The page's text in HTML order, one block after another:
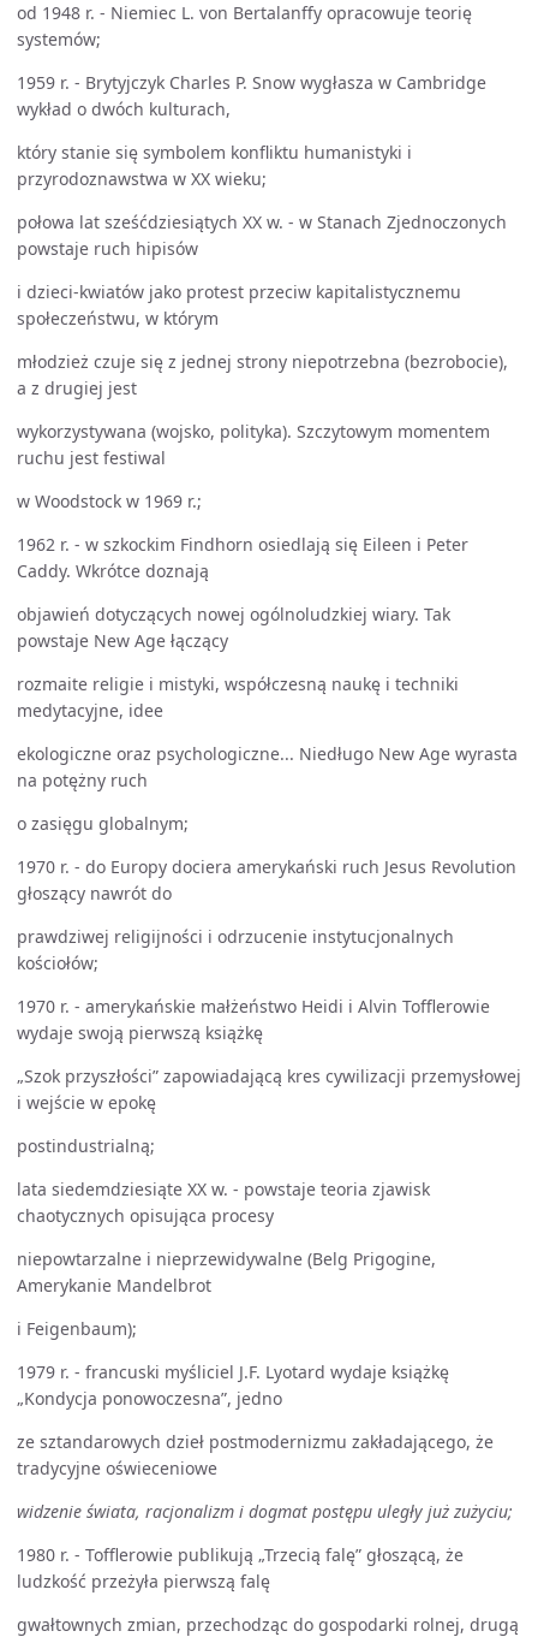
od 1948 r. - Niemiec L. von Bertalanffy opracowuje teorię
systemów;
1959 r. - Brytyjczyk Charles P. Snow wygłasza w Cambridge
wykład o dwóch kulturach,
który stanie się symbolem konfliktu humanistyki i
przyrodoznawstwa w XX wieku;
połowa lat sześćdziesiątych XX w. - w Stanach Zjednoczonych
powstaje ruch hipisów
i dzieci-kwiatów jako protest przeciw kapitalistycznemu
społeczeństwu, w którym
młodzież czuje się z jednej strony niepotrzebna (bezrobocie),
a z drugiej jest
wykorzystywana (wojsko, polityka). Szczytowym momentem
ruchu jest festiwal
w Woodstock w 1969 r.;
1962 r. - w szkockim Findhorn osiedlają się Eileen i Peter
Caddy. Wkrótce doznają
objawień dotyczących nowej ogólnoludzkiej wiary. Tak
powstaje New Age łączący
rozmaite religie i mistyki, współczesną naukę i techniki
medytacyjne, idee
ekologiczne oraz psychologiczne... Niedługo New Age wyrasta
na potężny ruch
o zasięgu globalnym;
1970 r. - do Europy dociera amerykański ruch Jesus Revolution
głoszący nawrót do
prawdziwej religijności i odrzucenie instytucjonalnych
kościołów;
1970 r. - amerykańskie małżeństwo Heidi i Alvin Tofflerowie
wydaje swoją pierwszą książkę
„Szok przyszłości” zapowiadającą kres cywilizacji przemysłowej
i wejście w epokę
postindustrialną;
lata siedemdziesiąte XX w. - powstaje teoria zjawisk
chaotycznych opisująca procesy
niepowtarzalne i nieprzewidywalne (Belg Prigogine,
Amerykanie Mandelbrot
i Feigenbaum);
1979 r. - francuski myśliciel J.F. Lyotard wydaje książkę
„Kondycja ponowoczesna”, jedno
ze sztandarowych dzieł postmodernizmu zakładającego, że
tradycyjne oświeceniowe
widzenie świata, racjonalizm i dogmat postępu uległy już zużyciu;
1980 r. - Tofflerowie publikują „Trzecią falę” głoszącą, że
ludzkość przeżyła pierwszą falę
gwałtownych zmian, przechodząc do gospodarki rolnej, drugą